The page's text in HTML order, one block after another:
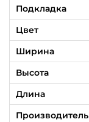
Подкладка
Цвет
Ширина
Высота
Длина
Производитель